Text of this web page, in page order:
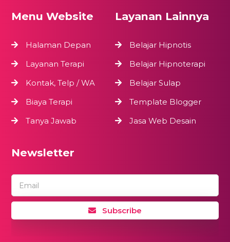
Menu Website
Halaman Depan
Layanan Terapi
Kontak, Telp / WA
Biaya Terapi
Tanya Jawab
Layanan Lainnya
Belajar Hipnotis
Belajar Hipnoterapi
Belajar Sulap
Template Blogger
Jasa Web Desain
Newsletter
Email
Subscribe